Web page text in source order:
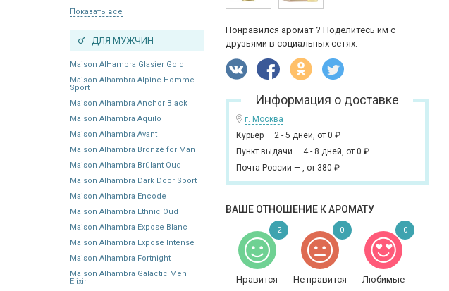
Показать все
ДЛЯ МУЖЧИН
Maison AlHambra Glasier Gold
Maison Alhambra Alpine Homme
Sport
Maison Alhambra Anchor Black
Maison Alhambra Aquilo
Maison Alhambra Avant
Maison Alhambra Bronzé for Man
Maison Alhambra Brûlant Oud
Maison Alhambra Dark Door Sport
Maison Alhambra Encode
Maison Alhambra Ethnic Oud
Maison Alhambra Expose Blanc
Maison Alhambra Expose Intense
Maison Alhambra Fortnight
Maison Alhambra Galactic Men
Elixir
Понравился аромат ? Поделитесь им с
друзьями в социальных сетях:
Информация о доставке
г. Москва
Курьер — 2 - 5 дней, от 0 ₽
Пункт выдачи — 4 - 8 дней, от 0 ₽
Почта России — , от 380 ₽
ВАШЕ ОТНОШЕНИЕ К АРОМАТУ
Нравится Не нравится Любимые
2 0 0